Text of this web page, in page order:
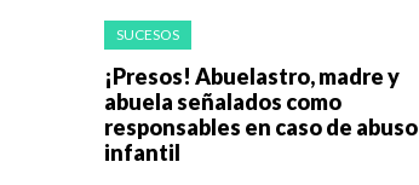
SUCESOS
¡Presos! Abuelastro, madre y
abuela señalados como
responsables en caso de abuso
infantil